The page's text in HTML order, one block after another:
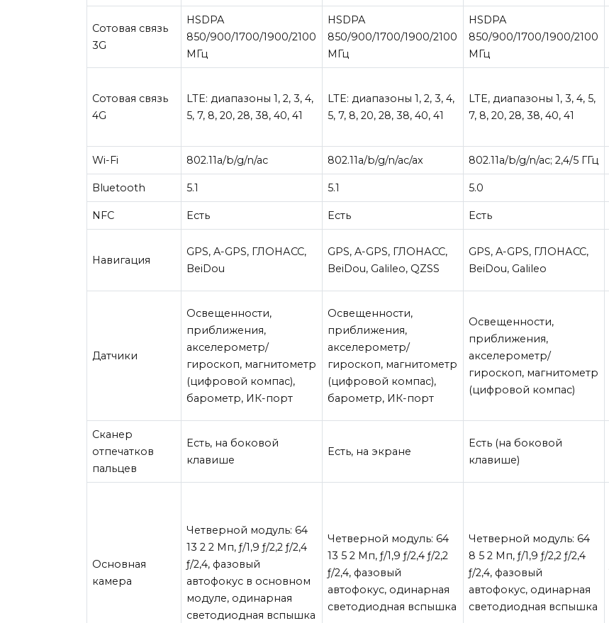
Сотовая связь
3G
HSDPA
850/900/1700/1900/2100
МГц
HSDPA
850/900/1700/1900/2100
МГц
HSDPA
850/900/1700/1900/2100
МГц
Сотовая связь
4G
LTE: диапазоны 1, 2, 3, 4,
5, 7, 8, 20, 28, 38, 40, 41
LTE: диапазоны 1, 2, 3, 4,
5, 7, 8, 20, 28, 38, 40, 41
LTE, диапазоны 1, 3, 4, 5,
7, 8, 20, 28, 38, 40, 41
Wi-Fi 802.11a/b/g/n/ac 802.11a/b/g/n/ac/ax 802.11a/b/g/n/ac; 2,4/5 ГГц
Bluetooth 5.1 5.1 5.0
NFC Есть Есть Есть
Навигация
GPS, A-GPS, ГЛОНАСС,
BeiDou
GPS, A-GPS, ГЛОНАСС,
BeiDou, Galileo, QZSS
GPS, A-GPS, ГЛОНАСС,
BeiDou, Galileo
Датчики
Освещенности,
приближения,
акселерометр/
гироскоп, магнитометр
(цифровой компас),
барометр, ИК-порт
Освещенности,
приближения,
акселерометр/
гироскоп, магнитометр
(цифровой компас),
барометр, ИК-порт
Освещенности,
приближения,
акселерометр/
гироскоп, магнитометр
(цифровой компас)
Сканер
отпечатков
пальцев
Есть, на боковой
клавише
Есть, на экране
Есть (на боковой
клавише)
Основная
камера
Четверной модуль: 64
13 2 2 Мп, ƒ/1,9 ƒ/2,2 ƒ/2,4
ƒ/2,4, фазовый
автофокус в основном
модуле, одинарная
светодиодная вспышка
Четверной модуль: 64
13 5 2 Мп, ƒ/1,9 ƒ/2,4 ƒ/2,2
ƒ/2,4, фазовый
автофокус, одинарная
светодиодная вспышка
Четверной модуль: 64
8 5 2 Мп, ƒ/1,9 ƒ/2,2 ƒ/2,4
ƒ/2,4, фазовый
автофокус, одинарная
светодиодная вспышка